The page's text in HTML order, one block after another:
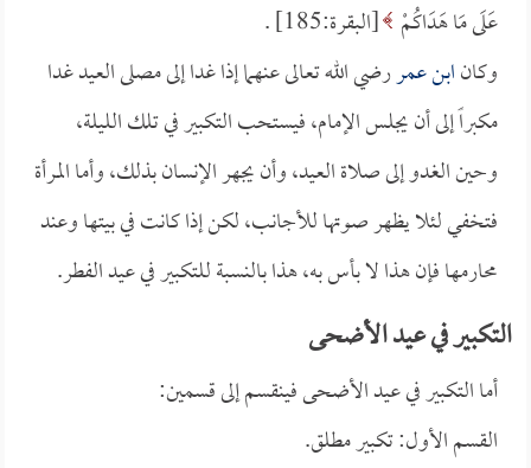
عَلَى مَا هَدَاكُمْ [البقرة:185] .
وكانابن عمررضي الله تعالى عنهما إذا غدا إلى مصلى العيد غدا
مكبراً إلى أن يجلس الإمام، فيستحب التكبير في تلك الليلة،
وحين الغدو إلى صلاة العيد، وأن يجهر الإنسان بذلك، وأما المرأة
فتخفي لئلا يظهر صوتها للأجانب، لكن إذا كانت في بيتها وعند
محارمها فإن هذا لا بأس به، هذا بالنسبة للتكبير في عيد الفطر.
التكبير في عيد الأضحى
أما التكبير في عيد الأضحى فينقسم إلى قسمين:
القسم الأول: تكبير مطلق.